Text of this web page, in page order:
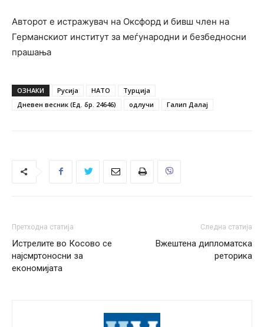
Авторот е истражувач на Оксфорд и бивш член на
Германскиот институт за меѓународни и безбедносни
прашања
ОЗНАКИ Русија НАТО
Турција
Дневен весник (Ед. бр. 24646)
одлучи Галип Далај
Претходна статија
Истрелите во Косово се
најсмртоносни за
економијата
Следна статија
Вжештена дипломатска
реторика